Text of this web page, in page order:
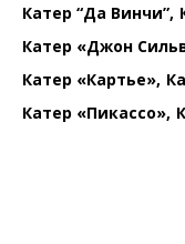
Катер “Да Винчи”
Катер «Джон
Катер «Картье»
Катер «Пикассо»